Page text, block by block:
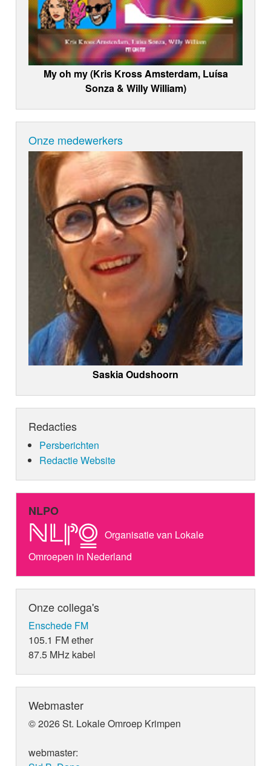
My oh my (Kris Kross Amsterdam, Luísa
Sonza & Willy William)
Onze medewerkers
Saskia Oudshoorn
Redacties
Persberichten
Redactie Website
NLPO
Organisatie van Lokale
Omroepen in Nederland
Onze collega's
Enschede FM
105.1 FM ether
87.5 MHz kabel
Webmaster
© 2026 St. Lokale Omroep Krimpen
webmaster: